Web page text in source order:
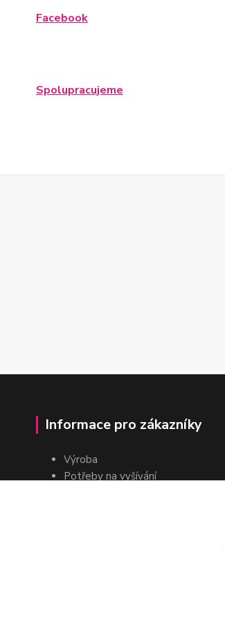
Facebook
Spolupracujeme
Informace pro zákazníky
Výroba
Potřeby na vyšívání